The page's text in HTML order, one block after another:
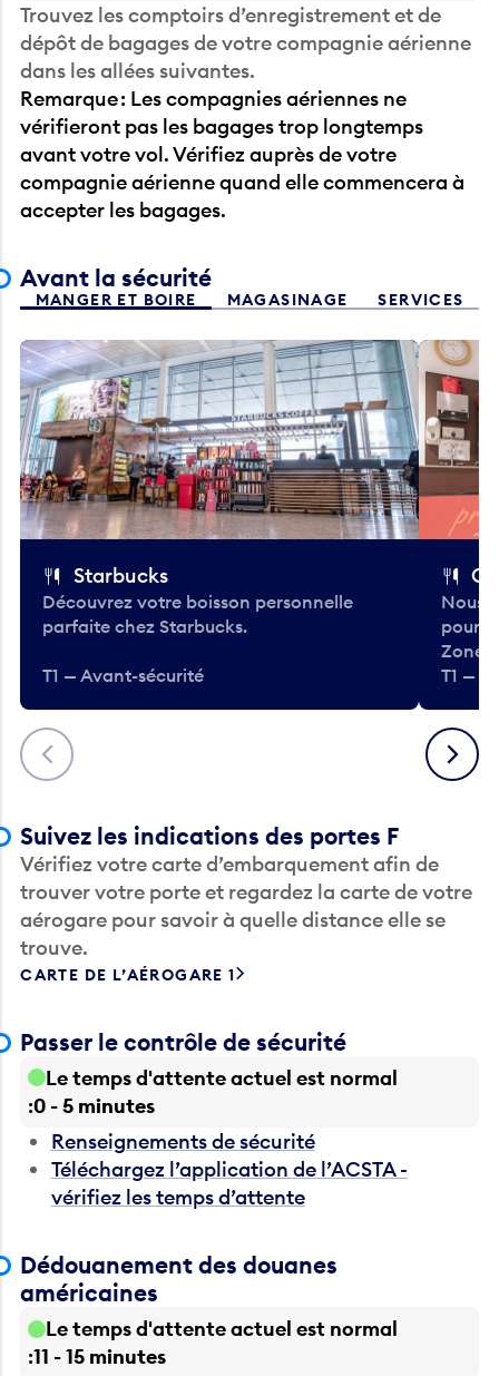
Trouvez les comptoirs d’enregistrement et de
dépôt de bagages de votre compagnie aérienne
dans les allées suivantes.
Remarque : Les compagnies aériennes ne
vérifieront pas les bagages trop longtemps
avant votre vol. Vérifiez auprès de votre
compagnie aérienne quand elle commencera à
accepter les bagages.
Avant la sécurité
MANGER ET BOIRE MAGASINAGE SERVICES
Précédent
Starbucks
Découvrez votre boisson personnelle
parfaite chez Starbucks.
T1 — Avant-sécurité
Nous
pour
Zone.
T1 —
Suivant
Suivez les indications des portes F
Vérifiez votre carte d’embarquement afin de
trouver votre porte et regardez la carte de votre
aérogare pour savoir à quelle distance elle se
trouve.
CARTE DE L’AÉROGARE 1
Passer le contrôle de sécurité
Le temps d'attente actuel est normal
0 - 5 minutes
Renseignements de sécurité
Téléchargez l’application de l’ACSTA -
vérifiez les temps d’attente
Dédouanement des douanes
américaines
Le temps d'attente actuel est normal
11 - 15 minutes